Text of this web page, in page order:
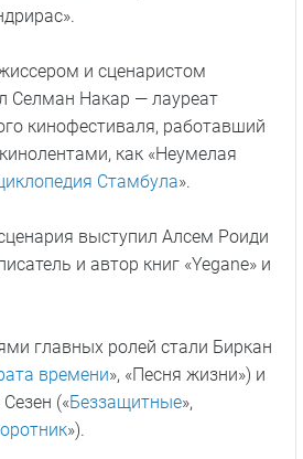
и сценаристом
Селман Накар — лауреат
кинофестиваля, работавший
как «Неумелая
Стамбула».
выступил Алсем Роиди
и автор книг «Yegane» и
главных ролей стали Биркан
времени», «Песня жизни») и
(«Беззащитные»,
»).